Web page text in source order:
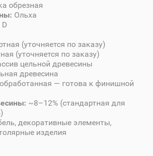
обрезная
Ольха
D
(уточняется по заказу)
(уточняется по заказу)
цельной древесины
древесина
— готова к финишной
~8–12% (стандартная для
декоративные элементы,
изделия